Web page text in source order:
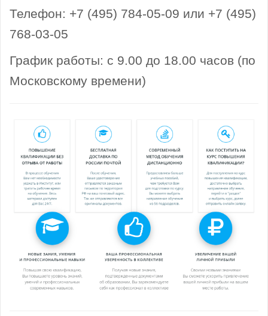
Телефон: +7 (495) 784-05-09 или +7 (495)
768-03-05
График работы: с 9.00 до 18.00 часов (по
Московскому времени)